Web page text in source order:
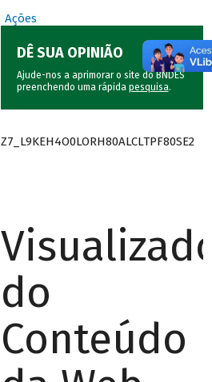
Ações
DÊ SUA OPINIÃO
Ajude-nos a aprimorar o site do BNDES
preenchendo uma rápida pesquisa.
Z7_L9KEH4O0LORH80ALCLTPF80SE2
Visualizador
do
Conteúdo